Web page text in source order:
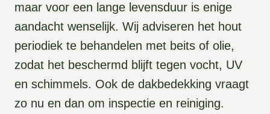
maar voor een lange levensduur is enige
aandacht wenselijk. Wij adviseren het hout
periodiek te behandelen met beits of olie,
zodat het beschermd blijft tegen vocht, UV
en schimmels. Ook de dakbedekking vraagt
zo nu en dan om inspectie en reiniging.